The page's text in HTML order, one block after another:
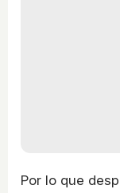
Por lo que